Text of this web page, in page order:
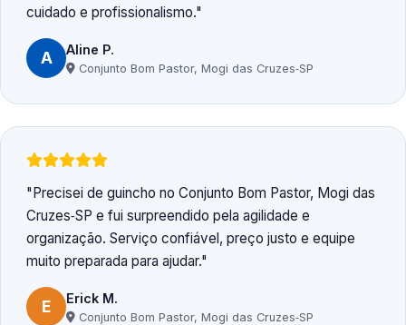
cuidado e profissionalismo.
A Aline P.
Conjunto Bom Pastor, Mogi das Cruzes‑SP
Precisei de guincho no Conjunto Bom Pastor, Mogi das
Cruzes‑SP e fui surpreendido pela agilidade e
organização. Serviço confiável, preço justo e equipe
muito preparada para ajudar.
E Erick M.
Conjunto Bom Pastor, Mogi das Cruzes‑SP